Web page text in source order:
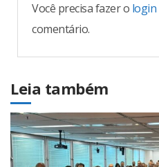
Você precisa fazer o login
comentário.
Leia também